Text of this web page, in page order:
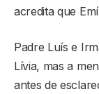
acredita que
Padre Luís e
Lívia, mas a
antes de